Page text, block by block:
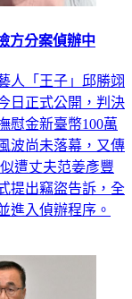
方分案偵辦中
人「王子」邱勝翊
日正式公開，判決
慰金新臺幣100萬
波尚未落幕，又傳
遭丈夫范姜彥豐
提出竊盜告訴，全
進入偵辦程序。